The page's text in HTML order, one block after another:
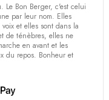
Le Bon Berger, c'est celui
par leur nom. Elles
et elles sont dans la
de ténèbres, elles ne
en avant et les
du repos. Bonheur et